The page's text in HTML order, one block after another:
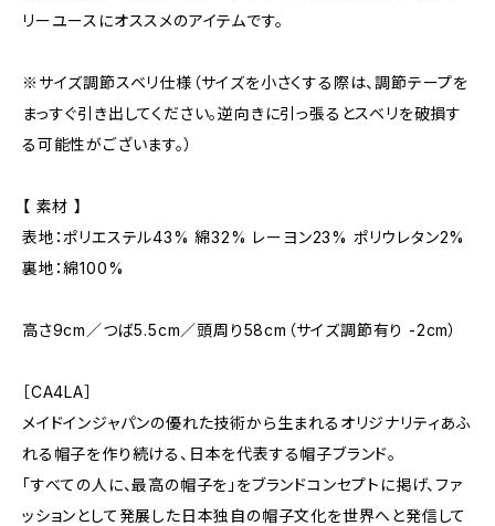
リーユースにオススメのアイテムです。
※サイズ調節スベリ仕様（サイズを小さくする際は、調節テープを
まっすぐ引き出してください。逆向きに引っ張るとスベリを破損す
る可能性がございます。）
【 素材 】
表地：ポリエステル43% 綿32% レーヨン23% ポリウレタン2%
裏地：綿100%
高さ9cm／つば5.5cm／頭周り58cm（サイズ調節有り -2cm）
［CA4LA］
メイドインジャパンの優れた技術から生まれるオリジナリティあふ
れる帽子を作り続ける、日本を代表する帽子ブランド。
「すべての人に、最高の帽子を」をブランドコンセプトに掲げ、ファ
ッションとして発展した日本独自の帽子文化を世界へと発信して